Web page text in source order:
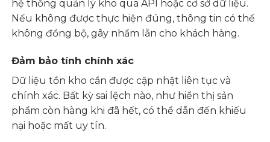
hệ thống quản lý kho qua API hoặc cơ sở dữ liệu.
Nếu không được thực hiện đúng, thông tin có thể
không đồng bộ, gây nhầm lẫn cho khách hàng.
Đảm bảo tính chính xác
Dữ liệu tồn kho cần được cập nhật liên tục và
chính xác. Bất kỳ sai lệch nào, như hiển thị sản
phẩm còn hàng khi đã hết, có thể dẫn đến khiếu
nại hoặc mất uy tín.